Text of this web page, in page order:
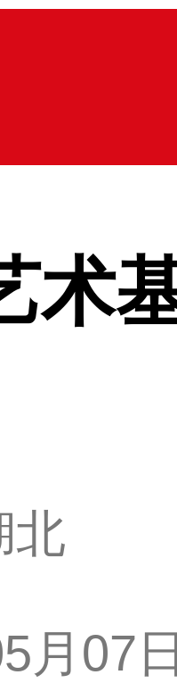
术
北
月07